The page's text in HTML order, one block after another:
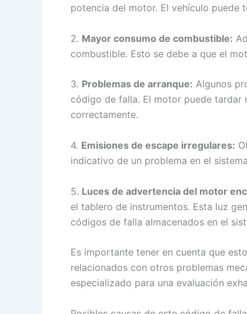
potencia del motor. El vehículo puede
2. Mayor consumo de combustible:
combustible. Esto se debe a que el
3. Problemas de arranque: Algunos
código de falla. El motor puede tardar
correctamente.
4. Emisiones de escape irregulares:
indicativo de un problema en el
5. Luces de advertencia del motor
el tablero de instrumentos. Esta luz
códigos de falla almacenados en el
Es importante tener en cuenta que
relacionados con otros problemas
especializado para una evaluación